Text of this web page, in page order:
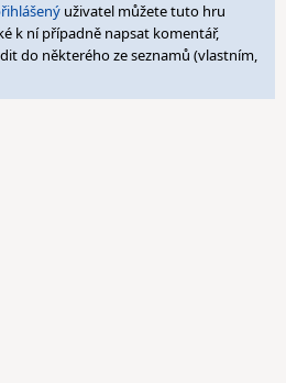
uživatel můžete tuto hru
k ní případně napsat komentář,
do některého ze seznamů (vlastním,